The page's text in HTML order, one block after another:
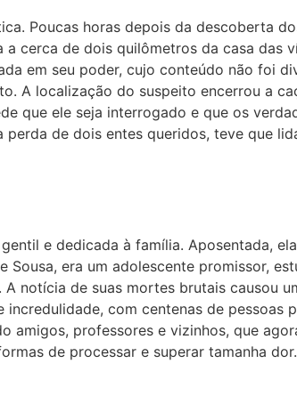
Poucas horas depois da descoberta
cerca de dois quilômetros da casa das
em seu poder, cujo conteúdo não foi
A localização do suspeito encerrou a
que ele seja interrogado e que os
de dois entes queridos, teve que
e dedicada à família. Aposentada,
era um adolescente promissor,
notícia de suas mortes brutais causou
com centenas de pessoas
amigos, professores e vizinhos, que
de processar e superar tamanha dor.